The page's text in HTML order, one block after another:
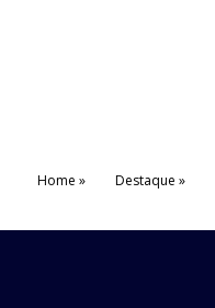
Home Destaque